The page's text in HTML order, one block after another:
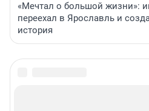
«Мечтал о большой жизни»:
переехал в Ярославль и
история